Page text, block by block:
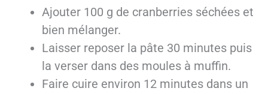
Ajouter 100 g de cranberries séchées et
bien mélanger.
Laisser reposer la pâte 30 minutes puis
la verser dans des moules à muffin.
Faire cuire environ 12 minutes dans un